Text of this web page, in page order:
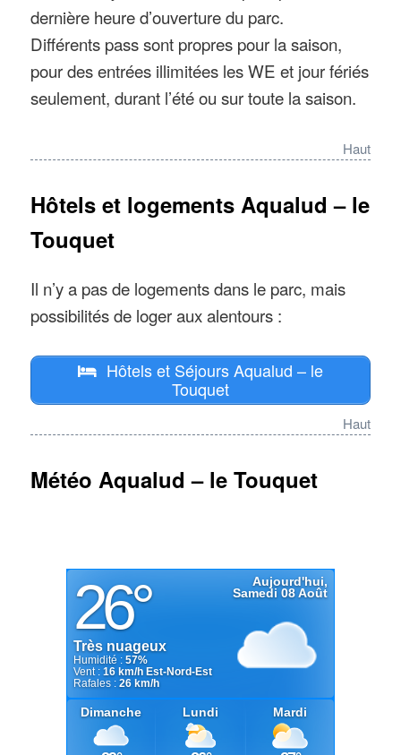
dernière heure d’ouverture du parc.
Différents pass sont propres pour la saison,
pour des entrées illimitées les WE et jour fériés
seulement, durant l’été ou sur toute la saison.
Haut
Hôtels et logements Aqualud – le
Touquet
Il n’y a pas de logements dans le parc, mais
possibilités de loger aux alentours :
Hôtels et Séjours Aqualud – le
Touquet
Haut
Météo Aqualud – le Touquet